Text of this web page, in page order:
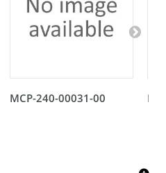
MCP-240-00031-00